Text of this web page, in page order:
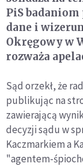
PiS
dane i
Okręgowy w
rozważa
Sąd orzekł, że
publikując na
zawierającą
decyzji sądu w
Kaczmarkiem a
"agentem-